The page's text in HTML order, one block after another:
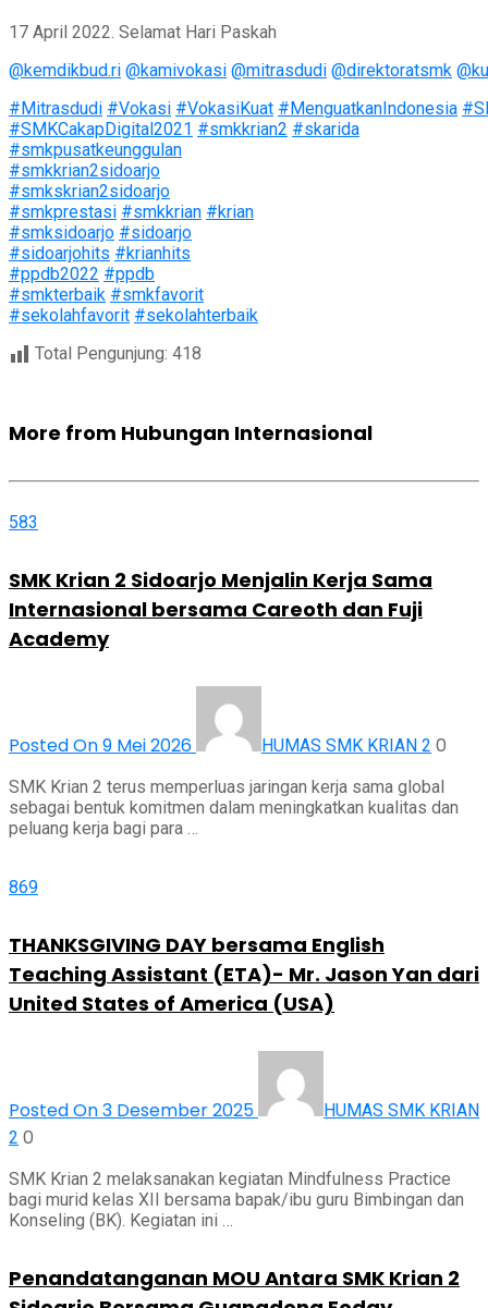
17 April 2022. Selamat Hari Paskah
@kemdikbud.ri @kamivokasi @mitrasdudi @direktoratsmk
#Mitrasdudi #Vokasi #VokasiKuat #MenguatkanIndonesia
#SMKCakapDigital2021 #smkkrian2 #skarida
#smkpusatkeunggulan
#smkkrian2sidoarjo
#smkskrian2sidoarjo
#smkprestasi #smkkrian #krian
#smksidoarjo #sidoarjo
#sidoarjohits #krianhits
#ppdb2022 #ppdb
#smkterbaik #smkfavorit
#sekolahfavorit #sekolahterbaik
Total Pengunjung: 418
More from Hubungan Internasional
583
SMK Krian 2 Sidoarjo Menjalin Kerja Sama
Internasional bersama Careoth dan Fuji
Academy
Posted On 9 Mei 2026 HUMAS SMK KRIAN 2 0
SMK Krian 2 terus memperluas jaringan kerja sama global
sebagai bentuk komitmen dalam meningkatkan kualitas dan
peluang kerja bagi para …
869
THANKSGIVING DAY bersama English
Teaching Assistant (ETA)- Mr. Jason Yan dari
United States of America (USA)
Posted On 3 Desember 2025
HUMAS SMK KRIAN
2 0
SMK Krian 2 melaksanakan kegiatan Mindfulness Practice
bagi murid kelas XII bersama bapak/ibu guru Bimbingan dan
Konseling (BK). Kegiatan ini …
Penandatanganan MOU Antara SMK Krian 2